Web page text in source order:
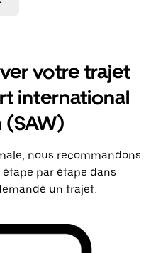
votre trajet
international
(SAW)
nous recommandons
par étape dans
un trajet.